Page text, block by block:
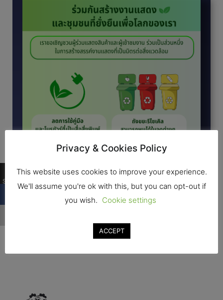
Privacy & Cookies Policy
This website uses cookies to improve your experience.
We'll assume you're ok with this, but you can opt-out if
you wish. Cookie settings
ACCEPT
Shares